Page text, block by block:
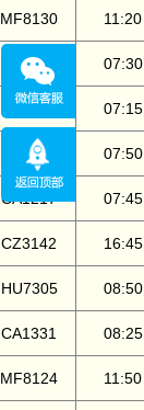
MF8130 11:20
CA1203 07:30
HU7331 07:15
CA1585 07:50
CA1217 07:45
CZ3142 16:45
HU7305 08:50
CA1331 08:25
MF8124 11:50